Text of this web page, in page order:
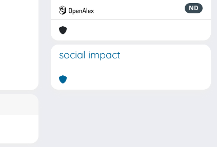
ND
social impact